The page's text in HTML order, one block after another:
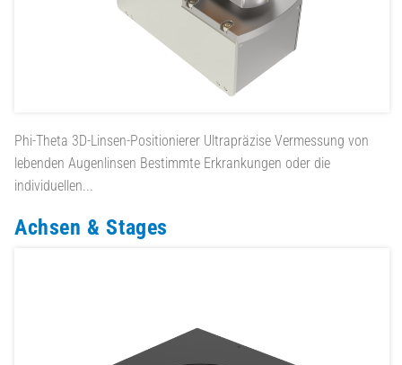
Phi-Theta 3D-Linsen-Positionierer Ultrapräzise Vermessung von
lebenden Augenlinsen Bestimmte Erkrankungen oder die
individuellen...
Achsen & Stages